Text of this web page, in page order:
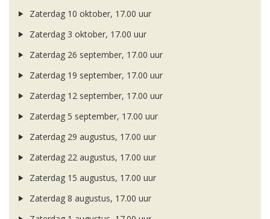
Zaterdag 10 oktober, 17.00 uur
Zaterdag 3 oktober, 17.00 uur
Zaterdag 26 september, 17.00 uur
Zaterdag 19 september, 17.00 uur
Zaterdag 12 september, 17.00 uur
Zaterdag 5 september, 17.00 uur
Zaterdag 29 augustus, 17.00 uur
Zaterdag 22 augustus, 17.00 uur
Zaterdag 15 augustus, 17.00 uur
Zaterdag 8 augustus, 17.00 uur